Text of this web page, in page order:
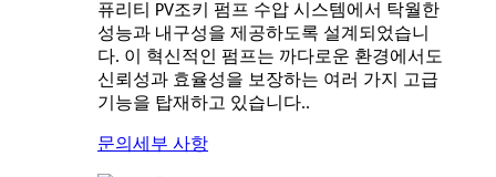
퓨리티 PV조키 펌프 수압 시스템에서 탁월한
성능과 내구성을 제공하도록 설계되었습니
다. 이 혁신적인 펌프는 까다로운 환경에서도
신뢰성과 효율성을 보장하는 여러 가지 고급
기능을 탑재하고 있습니다..
문의 세부 사항